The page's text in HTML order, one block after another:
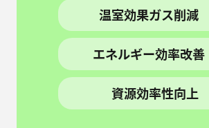
温室効果ガス削減
エネルギー効率改善
資源効率性向上